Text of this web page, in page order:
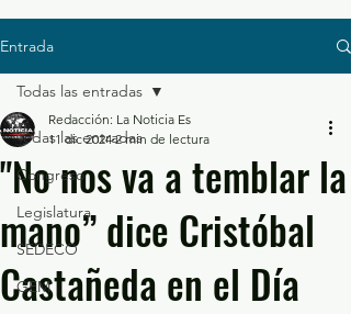
Entrada
Todas las entradas
Congreso
Legislatura
SEDECO
GEM
Todas las entradas
"No nos va a temblar la
mano” dice Cristóbal
Castañeda en el Día
Redacción: La Noticia Es
11 dic 2024 2 min de lectura